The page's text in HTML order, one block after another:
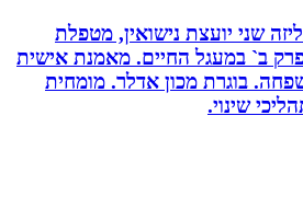
שני יועצת נישואין, מטפלת
ב` במעגל החיים. מאמנת אישית
בוגרת מכון אדלר. מומחית